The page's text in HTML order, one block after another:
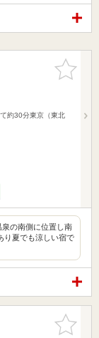
お気に入
りに追加
約30分東京（東北
の南側に位置し南
り夏でも涼しい宿で
お気に入
りに追加